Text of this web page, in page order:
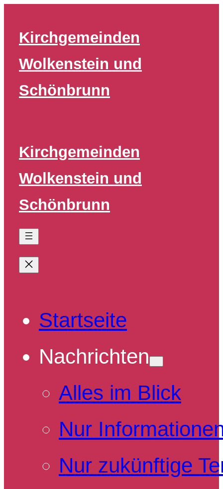
springen
Kirchgemeinden
Wolkenstein und
Schönbrunn
Kirchgemeinden
Wolkenstein und
Schönbrunn
Startseite
Nachrichten
Alles im Blick
Nur
Nur zukünftige